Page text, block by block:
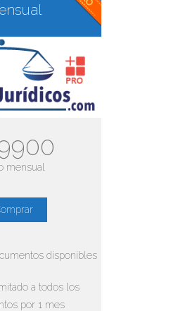
mensual
disponibles
a todos los
por 1 mes